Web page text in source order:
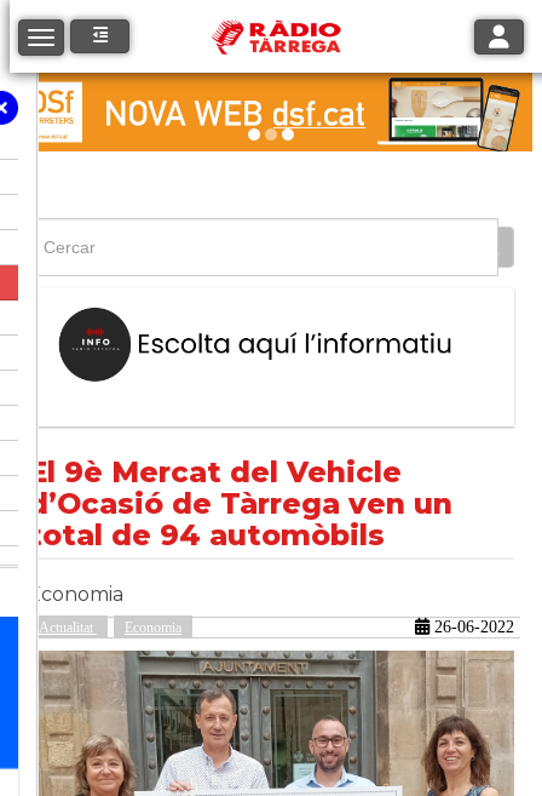
Toggle navigation
El 9è Mercat del Vehicle
d’Ocasió de Tàrrega ven un
total de 94 automòbils
Economia
Actualitat Economia 26-06-2022